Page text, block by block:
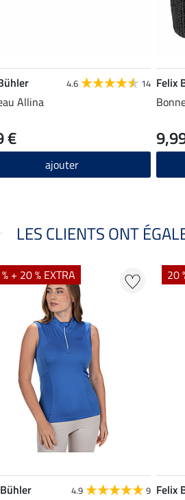
4.6 14
Allina
€
ajouter
Felix
LES CLIENTS ONT
+ 20 % EXTRA
4.9 9
20
Felix